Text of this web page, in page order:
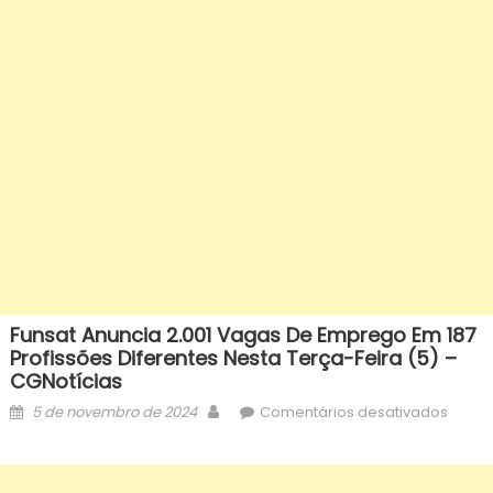
Funsat Anuncia 2.001 Vagas De Emprego Em 187
Profissões Diferentes Nesta Terça-Feira (5) –
CGNotícias
Posted
5 de novembro de 2024 AuthorComentários desativadosem